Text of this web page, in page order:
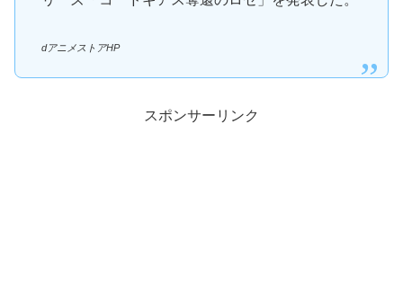
dアニメストアHP
スポンサーリンク